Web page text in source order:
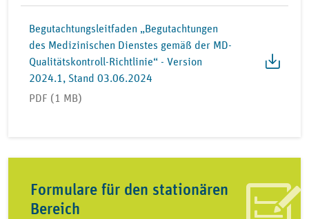
Begutachtungsleitfaden „Begutachtungen
des Medizinischen Dienstes gemäß der MD-
Qualitätskontroll-Richtlinie“ - Version
2024.1, Stand 03.06.2024
PDF (1 MB)
Formulare für den stationären
Bereich